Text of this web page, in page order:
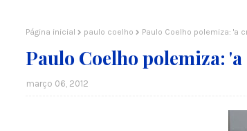
Página inicial paulo coelho Paulo Coelho polemiza: 'a
Paulo Coelho polemiza:
março 06, 2012